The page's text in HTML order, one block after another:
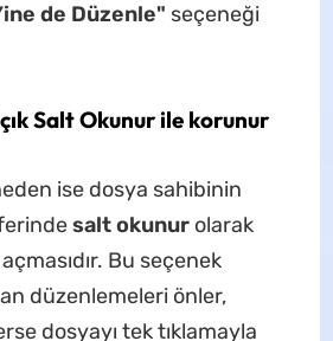
de Düzenle" seçeneği
Salt Okunur ile korunur
ise dosya sahibinin
salt okunurolarak
Bu seçenek
düzenlemeleri önler,
dosyayı tek tıklamayla